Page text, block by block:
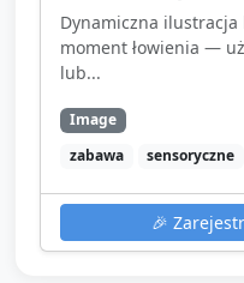
Dynamiczna
moment łowienia —
lub...
Image
zabawa
sensoryczne
🎉